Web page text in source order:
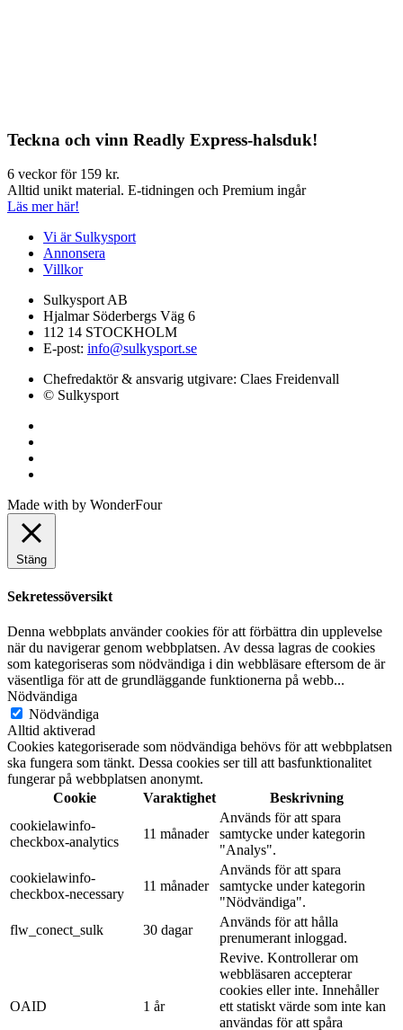
Teckna och vinn Readly Express-halsduk!
6 veckor för 159 kr.
Alltid unikt material. E-tidningen och Premium ingår
Läs mer här!
Vi är Sulkysport
Annonsera
Villkor
Sulkysport AB
Hjalmar Söderbergs Väg 6
112 14 STOCKHOLM
E-post: info@sulkysport.se
Chefredaktör & ansvarig utgivare: Claes Freidenvall
© Sulkysport
Made with by WonderFour
Stäng
Sekretessöversikt
Denna webbplats använder cookies för att förbättra din upplevelse
när du navigerar genom webbplatsen. Av dessa lagras de cookies
som kategoriseras som nödvändiga i din webbläsare eftersom de är
väsentliga för att de grundläggande funktionerna på webb...
Nödvändiga
Nödvändiga
Alltid aktiverad
Cookies kategoriserade som nödvändiga behövs för att webbplatsen
ska fungera som tänkt. Dessa cookies ser till att basfunktionalitet
fungerar på webbplatsen anonymt.
Cookie
Varaktighet
Beskrivning
cookielawinfo-
checkbox-analytics
11 månader
Används för att spara
samtycke under kategorin
"Analys".
cookielawinfo-
checkbox-necessary
11 månader
Används för att spara
samtycke under kategorin
"Nödvändiga".
flw_conect_sulk
30 dagar
Används för att hålla
prenumerant inloggad.
OAID 1 år
Revive. Kontrollerar om
webbläsaren accepterar
cookies eller inte. Innehåller
ett statiskt värde som inte kan
användas för att spåra